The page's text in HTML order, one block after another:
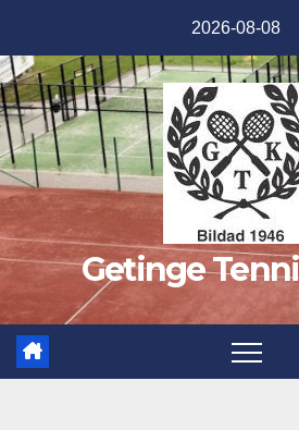
innehåll
2026-08-08
Getinge